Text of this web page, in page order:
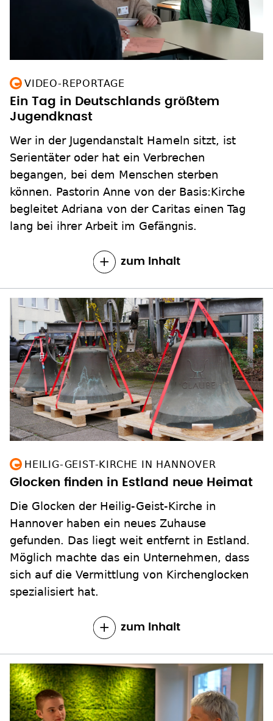
VIDEO-REPORTAGE
Ein Tag in Deutschlands größtem
Jugendknast
Wer in der Jugendanstalt Hameln sitzt, ist
Serientäter oder hat ein Verbrechen
begangen, bei dem Menschen sterben
können. Pastorin Anne von der Basis:Kirche
begleitet Adriana von der Caritas einen Tag
lang bei ihrer Arbeit im Gefängnis.
zum Inhalt
HEILIG-GEIST-KIRCHE IN HANNOVER
Glocken finden in Estland neue Heimat
Die Glocken der Heilig-Geist-Kirche in
Hannover haben ein neues Zuhause
gefunden. Das liegt weit entfernt in Estland.
Möglich machte das ein Unternehmen, dass
sich auf die Vermittlung von Kirchenglocken
spezialisiert hat.
zum Inhalt